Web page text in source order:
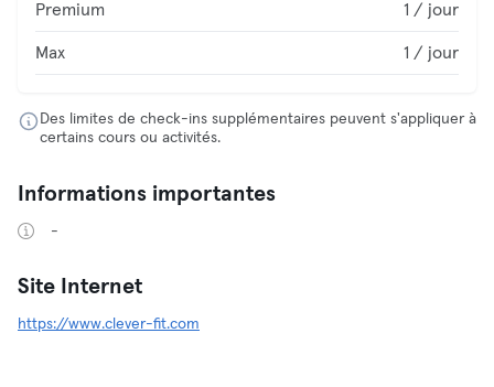
Premium 1 / jour
Max 1 / jour
Des limites de check-ins supplémentaires peuvent s'appliquer à
certains cours ou activités.
Informations importantes
-
Site Internet
https://www.clever-fit.com